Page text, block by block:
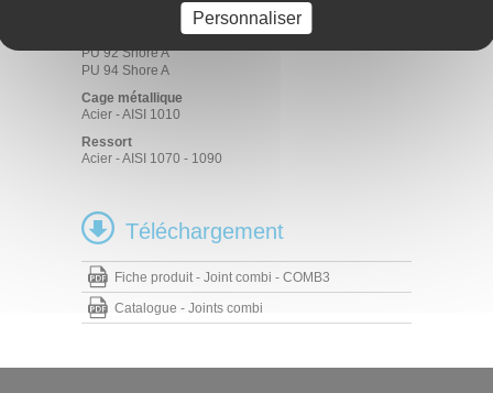
FKM 70 - 75 Shore A
PU 92 Shore A
PU 94 Shore A
Cage métallique
Acier - AISI 1010
Ressort
Acier - AISI 1070 - 1090
Téléchargement
Fiche produit - Joint combi - COMB3
Catalogue - Joints combi
Personnaliser